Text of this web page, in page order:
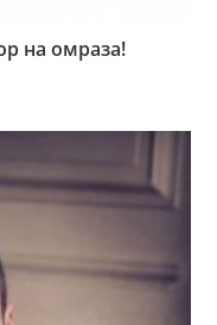
на омраза!